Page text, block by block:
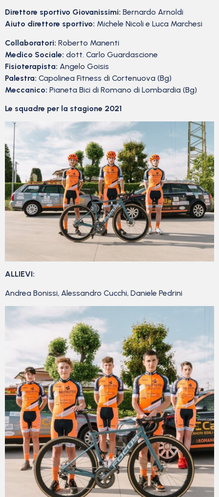
Direttore sportivo Giovanissimi: Bernardo Arnoldi
Aiuto direttore sportivo: Michele Nicoli e Luca Marchesi
Collaboratori: Roberto Manenti
Medico Sociale: dott. Carlo Guardascione
Fisioterapista: Angelo Goisis
Palestra: Capolinea Fitness di Cortenuova (Bg)
Meccanico: Pianeta Bici di Romano di Lombardia (Bg)
Le squadre per la stagione 2021
ALLIEVI:
Andrea Bonissi, Alessandro Cucchi, Daniele Pedrini